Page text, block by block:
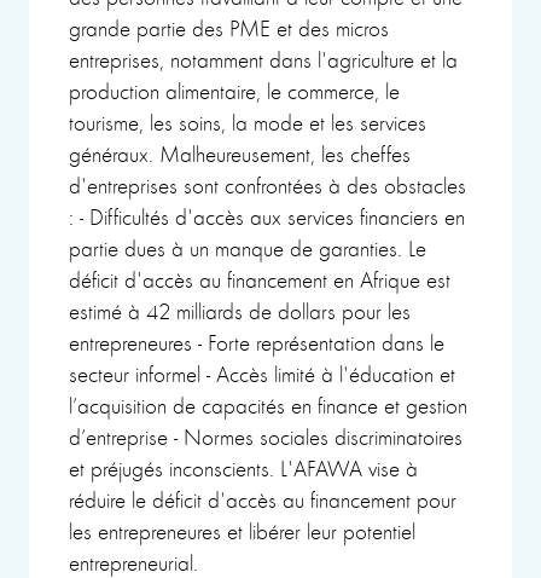
grande partie des PME et des micros
entreprises, notamment dans l'agriculture et la
production alimentaire, le commerce, le
tourisme, les soins, la mode et les services
généraux. Malheureusement, les cheffes
d'entreprises sont confrontées à des obstacles
: - Difficultés d'accès aux services financiers en
partie dues à un manque de garanties. Le
déficit d'accès au financement en Afrique est
estimé à 42 milliards de dollars pour les
entrepreneures - Forte représentation dans le
secteur informel - Accès limité à l'éducation et
l’acquisition de capacités en finance et gestion
d’entreprise - Normes sociales discriminatoires
et préjugés inconscients. L'AFAWA vise à
réduire le déficit d'accès au financement pour
les entrepreneures et libérer leur potentiel
entrepreneurial.